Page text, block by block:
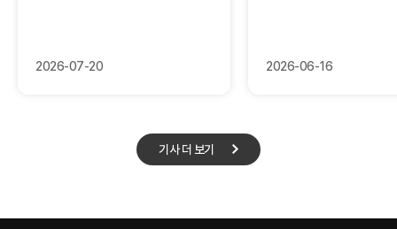
2026-07-20 2026-06-16
기사 더 보기